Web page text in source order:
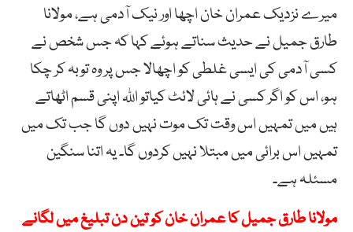
میرے نزدیک عمران خان اچھا اور نیک آدمی ہے، مولانا
طارق جمیل نے حدیث سناتے ہوئے کہا کہ جس شخص نے
کسی آدمی کی ایسی غلطی کو اچھالا جس پر وہ توبہ کر چکا
ہو، اس کو اگر کسی نے ہائی لائٹ کیاتو اللہ اپنی قسم اٹھاتے
ہیں میں تمہیں اس وقت تک موت نہیں دوں گا جب تک میں
تمہیں اس برائی میں مبتلا نہیں کردوں گا۔ یہ اتنا سنگین
مسئلہ ہے۔
مولانا طارق جمیل کا عمران خان کو تین دن تبلیغ میں لگانے